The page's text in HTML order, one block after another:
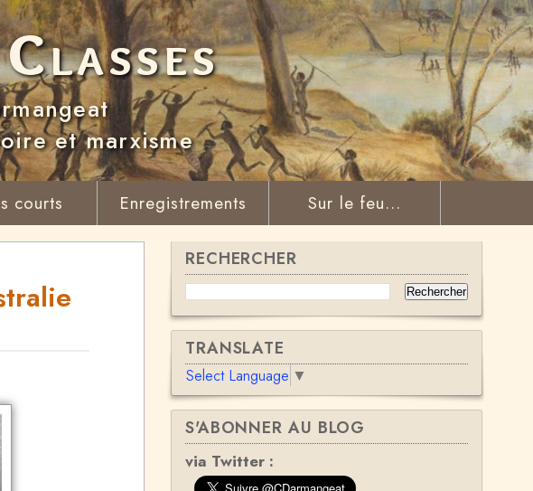
et marxisme
courts Enregistrements Sur le feu...
RECHERCHER
TRANSLATE
Select Language ▼
S'ABONNER AU BLOG
via Twitter :